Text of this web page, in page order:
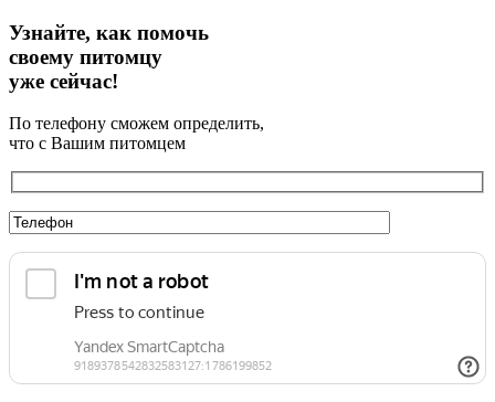
Узнайте, как помочь
своему питомцу
уже сейчас!
По телефону сможем определить,
что с Вашим питомцем